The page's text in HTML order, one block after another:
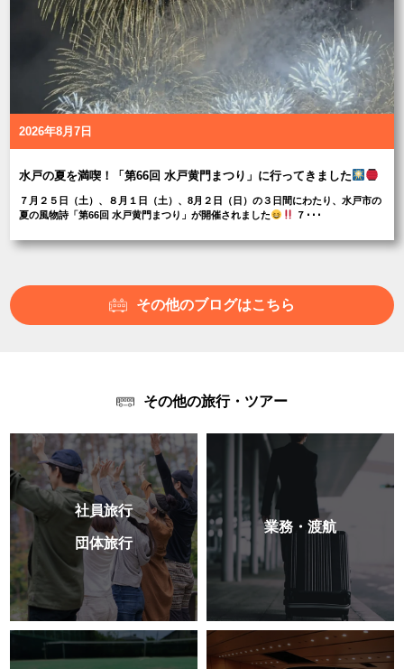
2026年8月7日
水戸の夏を満喫！「第66回 水戸黄門まつり」に行ってきました
７月２５日（土）、８月１日（土）、8月２日（日）の３日間にわたり、水戸市の
夏の風物詩「第66回 水戸黄門まつり」が開催されました
７･･･
その他のブログはこちら
その他の旅行・ツアー
社員旅行
団体旅行
業務・渡航